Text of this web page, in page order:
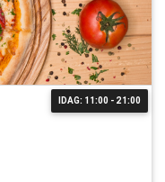
IDAG: 11:00 - 21:00